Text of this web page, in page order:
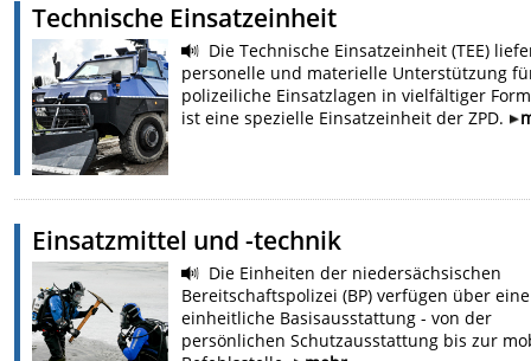
Technische Einsatzeinheit
Die Technische Einsatzeinheit (TEE)
personelle und materielle Unterstützung
polizeiliche Einsatzlagen in vielfältiger
ist eine spezielle Einsatzeinheit der ZPD.
Einsatzmittel und -technik
Die Einheiten der niedersächsischen
Bereitschaftspolizei (BP) verfügen über eine
einheitliche Basisausstattung - von der
persönlichen Schutzausstattung bis zur